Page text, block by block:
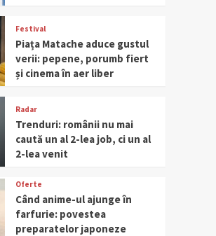
Festival
Piața Matache aduce gustul
verii: pepene, porumb fiert
și cinema în aer liber
Radar
Trenduri: românii nu mai
caută un al 2-lea job, ci un al
2-lea venit
Oferte
Când anime-ul ajunge în
farfurie: povestea
preparatelor japoneze